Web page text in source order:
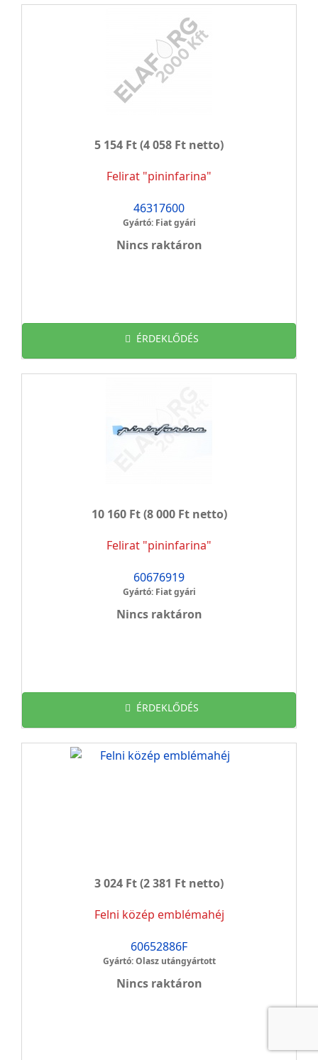
5 154 Ft(4 058 Ft netto)
Felirat "pininfarina"
46317600
Gyártó: Fiat gyári
Nincs raktáron
ÉRDEKLŐDÉS
10 160 Ft(8 000 Ft netto)
Felirat "pininfarina"
60676919
Gyártó: Fiat gyári
Nincs raktáron
ÉRDEKLŐDÉS
3 024 Ft(2 381 Ft netto)
Felni közép emblémahéj
60652886F
Gyártó: Olasz utángyártott
Nincs raktáron